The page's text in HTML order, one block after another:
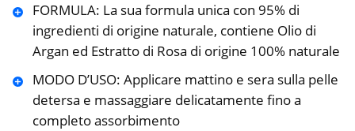
FORMULA: La sua formula unica con 95% di
ingredienti di origine naturale, contiene Olio di
Argan ed Estratto di Rosa di origine 100% naturale
MODO D’USO: Applicare mattino e sera sulla pelle
detersa e massaggiare delicatamente fino a
completo assorbimento